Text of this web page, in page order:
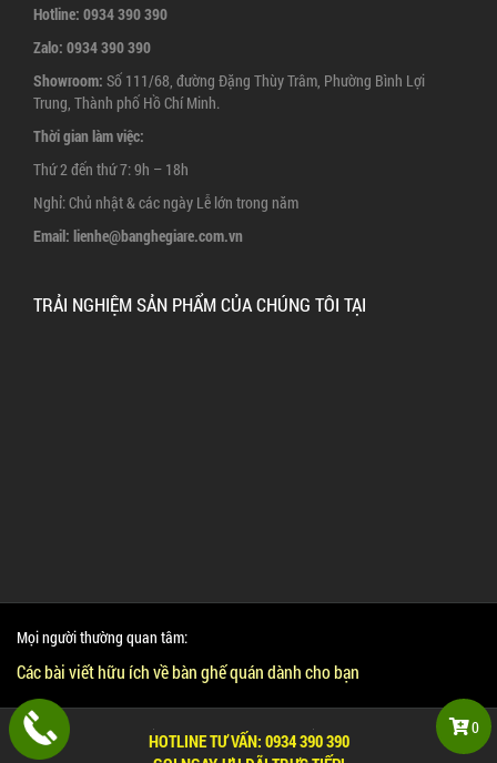
0
Hotline: 0934 390 390
Zalo: 0934 390 390
Showroom: Số 111/68, đường Đặng Thùy Trâm, Phường Bình Lợi
Trung, Thành phố Hồ Chí Minh.
Thời gian làm việc:
Thứ 2 đến thứ 7: 9h – 18h
Nghỉ: Chủ nhật & các ngày Lễ lớn trong năm
Email: lienhe@banghegiare.com.vn
TRẢI NGHIỆM SẢN PHẨM CỦA CHÚNG TÔI TẠI
Mọi người thường quan tâm:
Các bài viết hữu ích về bàn ghế quán dành cho bạn
Copyright © 2016 www.banghegiare.com.vn
HOTLINE TƯ VẤN: 0934 390 390